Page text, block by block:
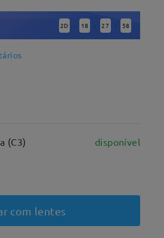
2D : 18 : 27 : 57
(C3) disponível
com lentes